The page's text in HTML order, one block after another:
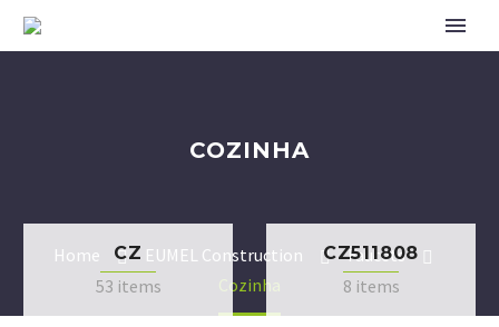
COZINHA
Home EUMEL Construction
Faucets
Cozinha
CZ
53 items
CZ511808
8 items